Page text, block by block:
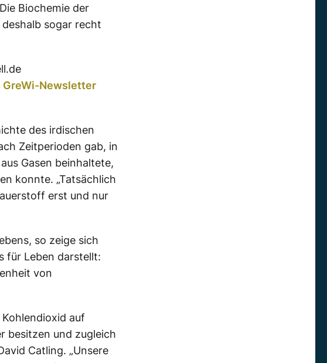
Biochemie der
sogar recht
Newsletter
des irdischen
Zeitperioden gab, in
Gasen beinhaltete,
konnte. „Tatsächlich
erst und nur
so zeige sich
für Leben darstellt:
von
auf
besitzen und zugleich
Catling. „Unsere